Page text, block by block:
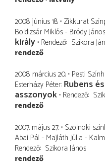
2008. június 18. Zikkurat
Boldizsár Miklós - Bródy
király Rendező Szikora
rendező
2008. március 20. Pesti
Esterházy Péter Rubens
asszonyok Rendező
rendező
2007. május 27. Szolnoki
Abai Pál - Majláth Júlia -
Rendező Szikora János
rendező